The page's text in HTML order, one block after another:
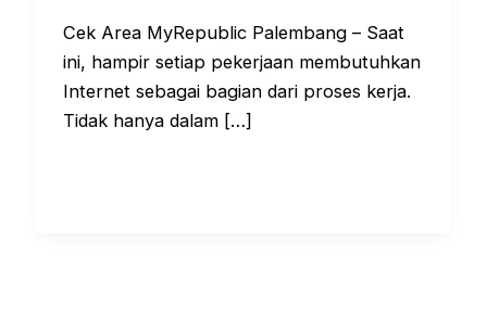
Cek Area MyRepublic Palembang – Saat
ini, hampir setiap pekerjaan membutuhkan
Internet sebagai bagian dari proses kerja.
Tidak hanya dalam […]